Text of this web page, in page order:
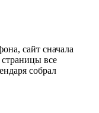
сайт сначала
страницы все
собрал